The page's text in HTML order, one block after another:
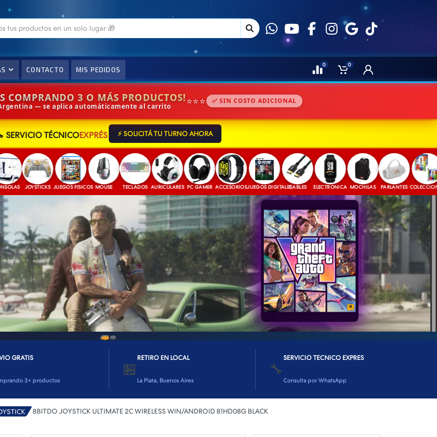
CONTACTO MIS PEDIDOS
0 0
COMPRANDO 3 O MÁS PRODUCTOS!
— se aplica automáticamente al carrito ⭐⭐⭐ ✅ SIN COSTO ADICIONAL
SERVICIO TÉCNICOEXPRÉS ⚡ SOLICITÁ TU TURNO AHORA
JOYSTICKS JUEGOS FISICOS MOUSE TECLADOS AURICULARES PC GAMER ACCESORIOSJUEGOS DIGITALESCABLES ELECTRONICA MOCHILAS PARLANTES COLECCIONABLES
GRATIS
3+ productos
🏪
RETIRO EN LOCAL
La Plata, Buenos Aires
🔧
SERVICIO TECNICO EXPRES
Consulta por WhatsApp
8BITDO JOYSTICK ULTIMATE 2C WIRELESS WIN/ANDROID 81HD08G BLACK